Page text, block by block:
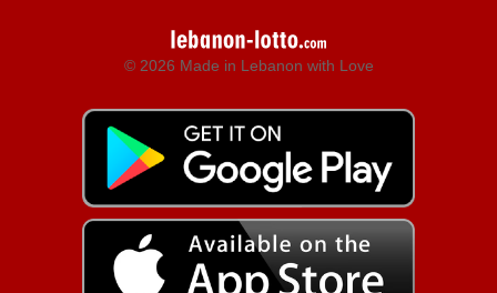
© 2026 Made in Lebanon with Love